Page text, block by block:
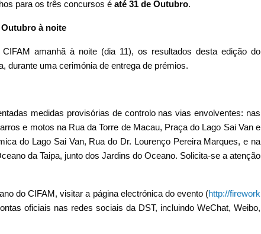
para os três concursos é até 31 de Outubro.
à noite
CIFAM amanhã à noite (dia 11), os resultados desta edição do
durante uma cerimónia de entrega de prémios.
medidas provisórias de controlo nas vias envolventes: nas
e motos na Rua da Torre de Macau, Praça do Lago Sai Van e
do Lago Sai Van, Rua do Dr. Lourenço Pereira Marques, e na
da Taipa, junto dos Jardins do Oceano. Solicita-se a atenção
do CIFAM, visitar a página electrónica do evento (http://firework
oficiais nas redes sociais da DST, incluindo WeChat, Weibo,